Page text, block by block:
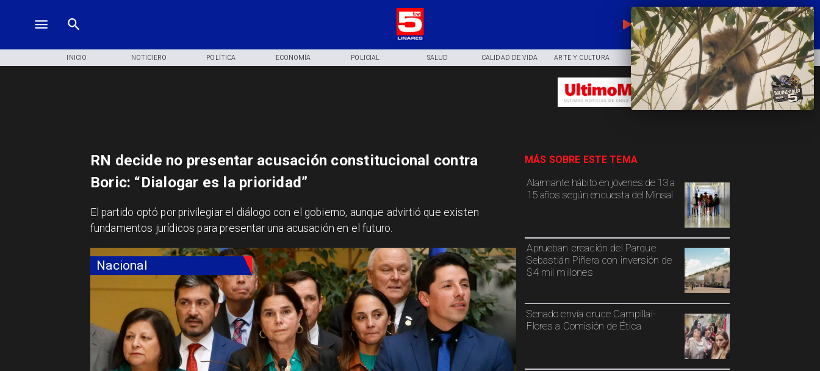
EN VIVO
INICIO NOTICIERO POLÍTICA ECONOMÍA POLICIAL SALUD CALIDAD DE VIDA ARTE Y CULTURA COMUNIDAD DEPORTES
Nacional
Alarmante hábito en jóvenes de 13 a
15 años según encuesta del Minsal
Aprueban creación del Parque
Sebastián Piñera con inversión de
$4 mil millones
Senado envía cruce Campillai-
Flores a Comisión de Ética
MÁS SOBRE ESTE TEMA
RN decide no presentar acusación constitucional contra
Boric: “Dialogar es la prioridad”
​El partido optó por privilegiar el diálogo con el gobierno, aunque advirtió que existen
fundamentos jurídicos para presentar una acusación en el futuro.